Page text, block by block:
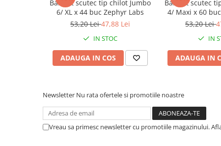
Afectiuni respiratorii
Afectiuni digestive
Afectiuni osteo-articulare
Afectiuni cardio-vasculare
Afectiuni urogenitale
Suplimente pentru imunitate
BabyFit scutec tip chilot Jumbo
6/ XL x 44 buc Zephyr Labs
53,20 Lei47,88 Lei
IN STOC
ADAUGA IN COS
BabyFit scutec
4/ Maxi x 60
53,20 Lei
IN
ADAUGA IN
Newsletter Nu rata ofertele si promotiile noastre
Vreau sa primesc newsletter cu promotiile magazinului.